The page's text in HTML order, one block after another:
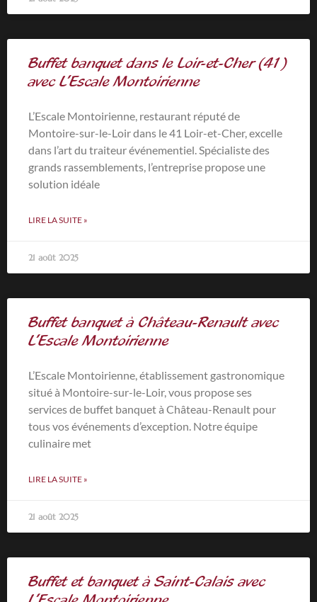
Buffet banquet dans le Loir-et-Cher (41)
avec L’Escale Montoirienne
L’Escale Montoirienne, restaurant réputé de
Montoire-sur-le-Loir dans le 41 Loir-et-Cher, excelle
dans l’art du traiteur événementiel. Spécialiste des
grands rassemblements, l’entreprise propose une
solution idéale
LIRE LA SUITE »
21 août 2025
Buffet banquet à Château-Renault avec
L’Escale Montoirienne
L’Escale Montoirienne, établissement gastronomique
situé à Montoire-sur-le-Loir, vous propose ses
services de buffet banquet à Château-Renault pour
tous vos événements d’exception. Notre équipe
culinaire met
LIRE LA SUITE »
21 août 2025
Buffet et banquet à Saint-Calais avec